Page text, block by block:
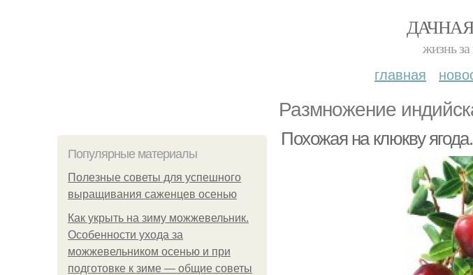
жизнь
главная
Размножение
Популярные материалы
Полезные советы для успешного
выращивания саженцев осенью
Как укрыть на зиму можжевельник.
Особенности ухода за
можжевельником осенью и при
подготовке к зиме — общие советы
Похожая на клюкву